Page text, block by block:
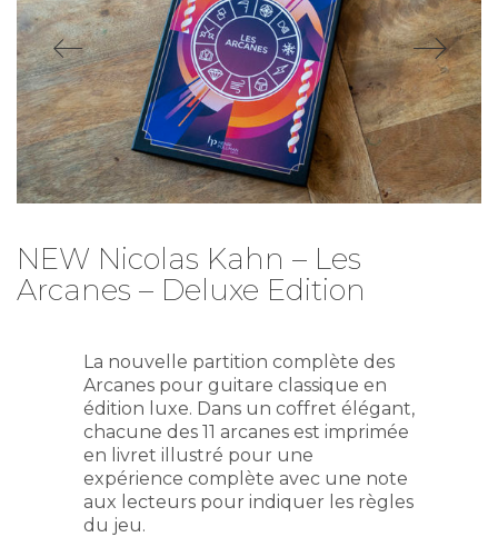
NEW Nicolas Kahn – Les
Arcanes – Deluxe Edition
La nouvelle partition complète des
Arcanes pour guitare classique en
édition luxe. Dans un coffret élégant,
chacune des 11 arcanes est imprimée
en livret illustré pour une
expérience complète avec une note
aux lecteurs pour indiquer les règles
du jeu.